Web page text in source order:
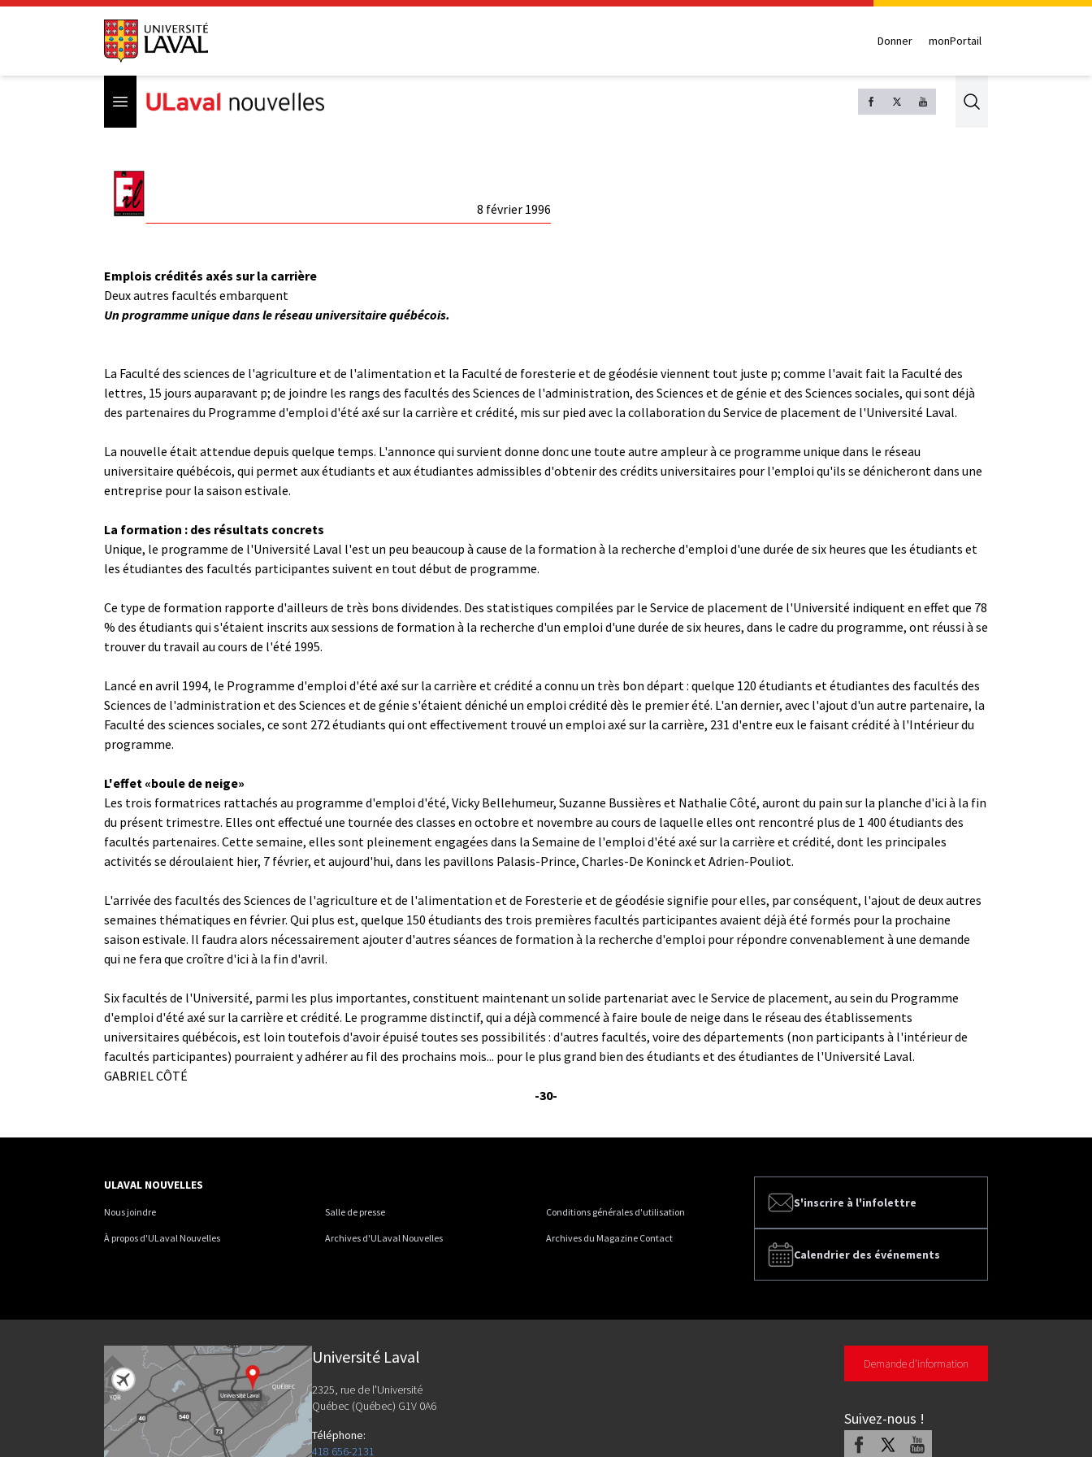
Donner monPortail
Open menu Search
8 février 1996
Emplois crédités axés sur la carrière
Deux autres facultés embarquent
Un programme unique dans le réseau universitaire québécois.
La Faculté des sciences de l'agriculture et de l'alimentation et la Faculté de foresterie et de géodésie viennent tout juste ­p; comme l'avait fait la Faculté des
lettres, 15 jours auparavant ­p; de joindre les rangs des facultés des Sciences de l'administration, des Sciences et de génie et des Sciences sociales, qui sont déjà
des partenaires du Programme d'emploi d'été axé sur la carrière et crédité, mis sur pied avec la collaboration du Service de placement de l'Université Laval.
La nouvelle était attendue depuis quelque temps. L'annonce qui survient donne donc une toute autre ampleur à ce programme unique dans le réseau
universitaire québécois, qui permet aux étudiants et aux étudiantes admissibles d'obtenir des crédits universitaires pour l'emploi qu'ils se dénicheront dans une
entreprise pour la saison estivale.
La formation : des résultats concrets
Unique, le programme de l'Université Laval l'est un peu beaucoup à cause de la formation à la recherche d'emploi d'une durée de six heures que les étudiants et
les étudiantes des facultés participantes suivent en tout début de programme.
Ce type de formation rapporte d'ailleurs de très bons dividendes. Des statistiques compilées par le Service de placement de l'Université indiquent en effet que 78
% des étudiants qui s'étaient inscrits aux sessions de formation à la recherche d'un emploi d'une durée de six heures, dans le cadre du programme, ont réussi à se
trouver du travail au cours de l'été 1995.
Lancé en avril 1994, le Programme d'emploi d'été axé sur la carrière et crédité a connu un très bon départ : quelque 120 étudiants et étudiantes des facultés des
Sciences de l'administration et des Sciences et de génie s'étaient déniché un emploi crédité dès le premier été. L'an dernier, avec l'ajout d'un autre partenaire, la
Faculté des sciences sociales, ce sont 272 étudiants qui ont effectivement trouvé un emploi axé sur la carrière, 231 d'entre eux le faisant crédité à l'Intérieur du
programme.
L'effet «boule de neige»
Les trois formatrices rattachés au programme d'emploi d'été, Vicky Bellehumeur, Suzanne Bussières et Nathalie Côté, auront du pain sur la planche d'ici à la fin
du présent trimestre. Elles ont effectué une tournée des classes en octobre et novembre au cours de laquelle elles ont rencontré plus de 1 400 étudiants des
facultés partenaires. Cette semaine, elles sont pleinement engagées dans la Semaine de l'emploi d'été axé sur la carrière et crédité, dont les principales
activités se déroulaient hier, 7 février, et aujourd'hui, dans les pavillons Palasis-Prince, Charles-De Koninck et Adrien-Pouliot.
L'arrivée des facultés des Sciences de l'agriculture et de l'alimentation et de Foresterie et de géodésie signifie pour elles, par conséquent, l'ajout de deux autres
semaines thématiques en février. Qui plus est, quelque 150 étudiants des trois premières facultés participantes avaient déjà été formés pour la prochaine
saison estivale. Il faudra alors nécessairement ajouter d'autres séances de formation à la recherche d'emploi pour répondre convenablement à une demande
qui ne fera que croître d'ici à la fin d'avril.
Six facultés de l'Université, parmi les plus importantes, constituent maintenant un solide partenariat avec le Service de placement, au sein du Programme
d'emploi d'été axé sur la carrière et crédité. Le programme distinctif, qui a déjà commencé à faire boule de neige dans le réseau des établissements
universitaires québécois, est loin toutefois d'avoir épuisé toutes ses possibilités : d'autres facultés, voire des départements (non participants à l'intérieur de
facultés participantes) pourraient y adhérer au fil des prochains mois... pour le plus grand bien des étudiants et des étudiantes de l'Université Laval.
GABRIEL CÔTÉ
-30-
S'inscrire à l'infolettre
Calendrier des événements
ULAVAL NOUVELLES
Nous joindre Salle de presse Conditions générales d'utilisation
À propos d'ULaval Nouvelles Archives d'ULaval Nouvelles Archives du Magazine Contact
Université Laval
2325, rue de l'Université
Québec (Québec) G1V 0A6
Téléphone:
418 656-2131
Demande d'information
Suivez-nous !
Facebook Youtube